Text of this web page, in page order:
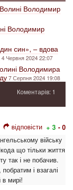
Волині Володимир
Володимир
син», – вдова
4 Червня 2024 22:07
Володимира
7 Серпня 2024 19:08
Коментарів: 1
відповісти + 3 - 0
війську
що тільки життя
так і не побачив.
і взагалі
мирі!